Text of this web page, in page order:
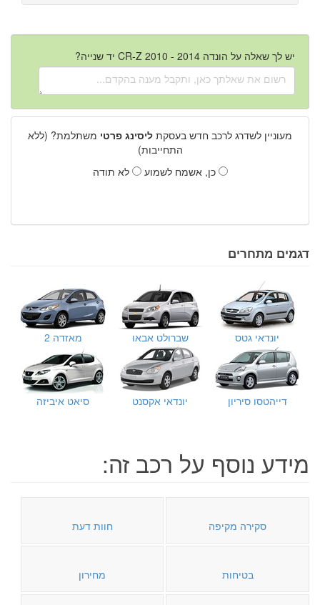
יש לך שאלה על הונדה CR-Z 2010 - 2014 יד שנייה?
מעוניין לשדרג לרכב חדש בעסקת ליסינג פרטי משתלמת? (ללא
התחייבות)
כן, אשמח לשמוע
לא תודה
דגמים מתחרים
יונדאי גטס שברולט אבאו מאזדה 2
דייהטסו סיריון יונדאי אקסנט סיאט איביזה
מידע נוסף על רכב זה:
סקירה מקיפה חוות דעת
בטיחות מחירון